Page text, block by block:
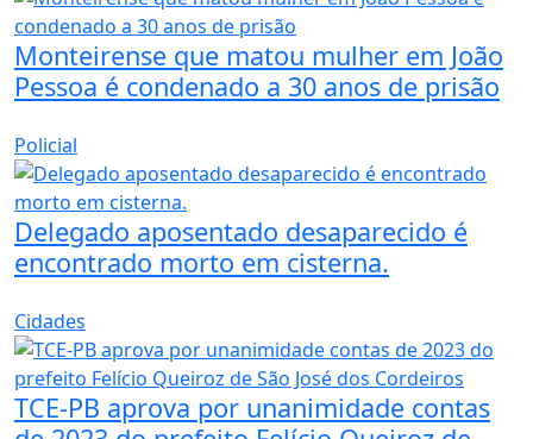
Monteirense que matou mulher em João
Pessoa é condenado a 30 anos de prisão
Policial
Delegado aposentado desaparecido é
encontrado morto em cisterna.
Cidades
TCE-PB aprova por unanimidade contas